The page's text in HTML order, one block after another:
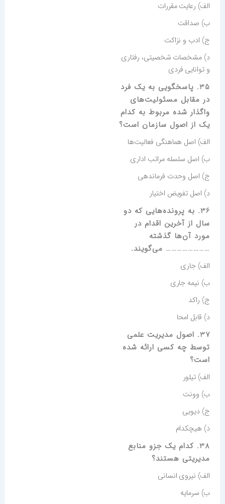
الف) رعایت مقررات
ب) صداقت
ج) ادب و نزاکت
د) مشخصات شخصیتی، رفتاری
و توانایی فردی
35. پاسخگویی به یک فرد
در مقابل مسئولیت‌های
واگذار شده مربوط به کدام
یک از اصول سازمان است؟
الف) اصل هماهنگی فعالیت‌ها
ب) اصل سلسله مراتب اداری
ج) اصل وحدت فرماندهی
د) اصل تفویض اختیار
36. به پرونده‌هایی که دو
سال از آخرین اقدام در
مورد آن‌ها گذشته
…………………… می‌گویند.
الف) جاری
ب) نیمه جاری
ج) راکد
د) قابل امحا
37. اصول مدیریت علمی
توسط چه کسی ارائه شده
است؟
الف) تیلور
ب) وونت
ج) دیویی
د) هیچکدام
38. کدام یک جزو منابع
مدیریتی هستند؟
الف) نیروی انسانی
ب) سرمایه